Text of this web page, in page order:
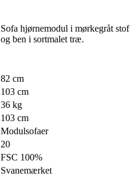
Sofa hjørnemodul i mørkegråt stof
og ben i sortmalet træ.
82 cm
103 cm
36 kg
103 cm
Modulsofaer
20
FSC 100%
Svanemærket